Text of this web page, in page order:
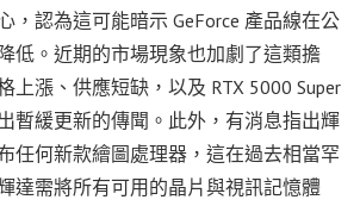
，認為這可能暗示 GeForce 產品線在公
低。近期的市場現象也加劇了這類擔
上漲、供應短缺，以及 RTX 5000 Super
暫緩更新的傳聞。此外，有消息指出輝
任何新款繪圖處理器，這在過去相當罕
達需將所有可用的晶片與視訊記憶體